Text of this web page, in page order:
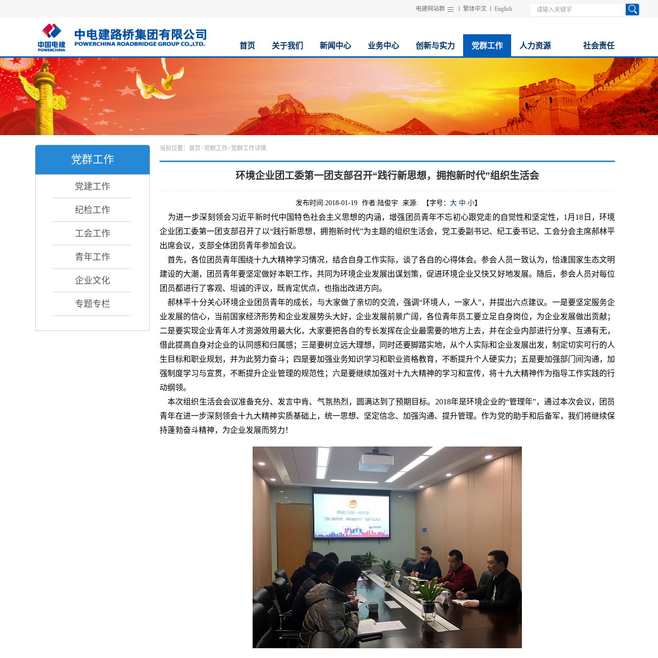
电建网站群 繁体中文 English
首页 关于我们 新闻中心 业务中心 创新与实力 党群工作 人力资源 社会责任
党群工作
党建工作
纪检工作
工会工作
青年工作
企业文化
专题专栏
当前位置： 首页 >党群工作>党群工作详情
环境企业团工委第一团支部召开“践行新思想，拥抱新时代”组织生活会
发布时间:2018-01-19 作者: 陆俊宇 来源: 【字号： 大 中 小】
为进一步深刻领会习近平新时代中国特色社会主义思想的内涵，增强团员青年不忘初心跟党走的自觉性和坚定性，1月18日，环境
企业团工委第一团支部召开了以“践行新思想，拥抱新时代”为主题的组织生活会，党工委副书记、纪工委书记、工会分会主席郝林平
出席会议，支部全体团员青年参加会议。
首先，各位团员青年围绕十九大精神学习情况，结合自身工作实际，谈了各自的心得体会。参会人员一致认为，恰逢国家生态文明
建设的大潮，团员青年要坚定做好本职工作，共同为环境企业发展出谋划策，促进环境企业又快又好地发展。随后，参会人员对每位
团员都进行了客观、坦诚的评议，既肯定优点，也指出改进方向。
郝林平十分关心环境企业团员青年的成长，与大家做了亲切的交流，强调“环境人，一家人”，并提出六点建议。一是要坚定服务企
业发展的信心，当前国家经济形势和企业发展势头大好，企业发展前景广阔，各位青年员工要立足自身岗位，为企业发展做出贡献；
二是要实现企业青年人才资源效用最大化，大家要把各自的专长发挥在企业最需要的地方上去，并在企业内部进行分享、互通有无，
借此提高自身对企业的认同感和归属感；三是要树立远大理想，同时还要脚踏实地，从个人实际和企业发展出发，制定切实可行的人
生目标和职业规划，并为此努力奋斗；四是要加强业务知识学习和职业资格教育，不断提升个人硬实力；五是要加强部门间沟通，加
强制度学习与宣贯，不断提升企业管理的规范性；六是要继续加强对十九大精神的学习和宣传，将十九大精神作为指导工作实践的行
动纲领。
本次组织生活会会议准备充分、发言中肯、气氛热烈，圆满达到了预期目标。2018年是环境企业的“管理年”，通过本次会议，团员
青年在进一步深刻领会十九大精神实质基础上，统一思想、坚定信念、加强沟通、提升管理。作为党的助手和后备军，我们将继续保
持蓬勃奋斗精神，为企业发展而努力！